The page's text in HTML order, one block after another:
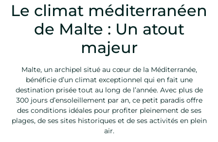
Le climat méditerranéen
de Malte : Un atout
majeur
Malte, un archipel situé au cœur de la Méditerranée,
bénéficie d’un climat exceptionnel qui en fait une
destination prisée tout au long de l’année. Avec plus de
300 jours d’ensoleillement par an, ce petit paradis offre
des conditions idéales pour profiter pleinement de ses
plages, de ses sites historiques et de ses activités en plein
air.